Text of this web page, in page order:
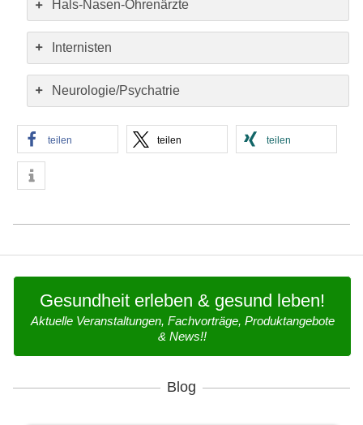
Hals-Nasen-Ohrenärzte
Internisten
Neurologie/Psychatrie
teilen teilen teilen
08-
29
Gesundheit erleben & gesund leben!
Aktuelle Veranstaltungen, Fachvorträge, Produktangebote
& News!!
Blog